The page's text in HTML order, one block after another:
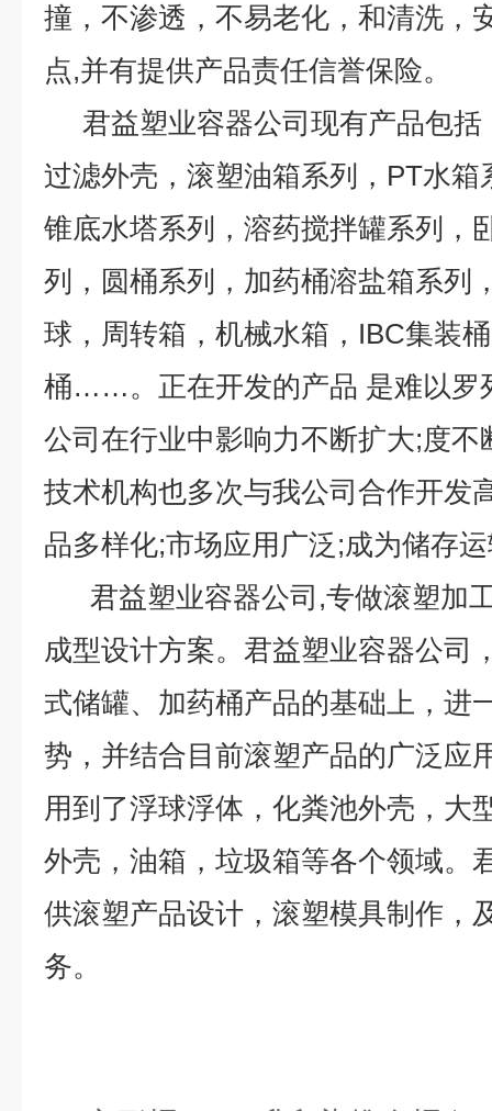
撞，不渗透，不易老化，和清洗，
点,并有提供产品责任信誉保险。
君益塑业容器公司现有产品包括
过滤外壳，滚塑油箱系列，PT水
锥底水塔系列，溶药搅拌罐系列，
列，圆桶系列，加药桶溶盐箱系列
球，周转箱，机械水箱，IBC集装
桶……。正在开发的产品 是难以
公司在行业中影响力不断扩大;度
技术机构也多次与我公司合作开发
品多样化;市场应用广泛;成为储存
君益塑业容器公司,专做滚塑加
成型设计方案。君益塑业容器公司
式储罐、加药桶产品的基础上，进
势，并结合目前滚塑产品的广泛应
用到了浮球浮体，化粪池外壳，大
外壳，油箱，垃圾箱等各个领域。
供滚塑产品设计，滚塑模具制作，
务。